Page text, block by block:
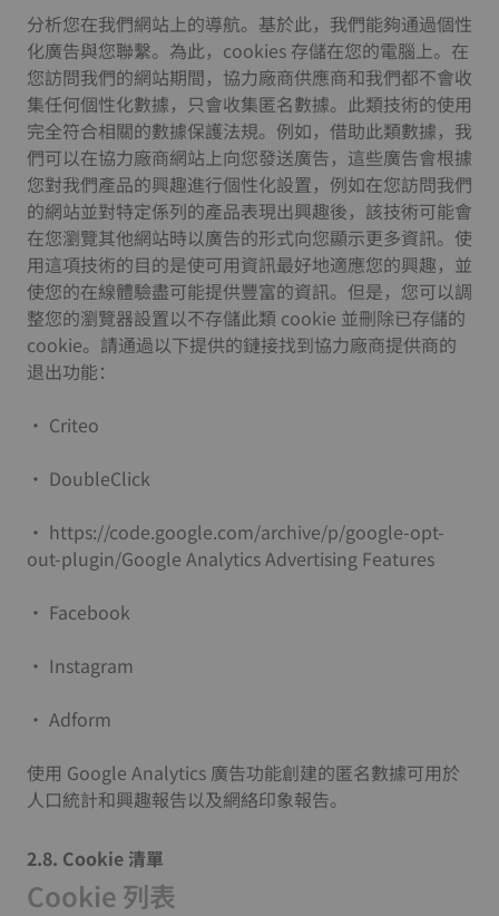
分析您在我們網站上的導航。基於此，我們能夠通過個性
化廣告與您聯繫。為此，cookies 存儲在您的電腦上。在
您訪問我們的網站期間，協力廠商供應商和我們都不會收
集任何個性化數據，只會收集匿名數據。此類技術的使用
完全符合相關的數據保護法規。例如，借助此類數據，我
們可以在協力廠商網站上向您發送廣告，這些廣告會根據
您對我們產品的興趣進行個性化設置，例如在您訪問我們
的網站並對特定係列的產品表現出興趣後，該技術可能會
在您瀏覽其他網站時以廣告的形式向您顯示更多資訊。使
用這項技術的目的是使可用資訊最好地適應您的興趣，並
使您的在線體驗盡可能提供豐富的資訊。但是，您可以調
整您的瀏覽器設置以不存儲此類 cookie 並刪除已存儲的
cookie。請通過以下提供的鏈接找到協力廠商提供商的
退出功能：
• Criteo
• DoubleClick
• https://code.google.com/archive/p/google-opt-
out-plugin/Google Analytics Advertising Features
• Facebook
• Instagram
• Adform
使用 Google Analytics 廣告功能創建的匿名數據可用於
人口統計和興趣報告以及網絡印象報告。
2.8. Cookie 清單
Cookie 列表